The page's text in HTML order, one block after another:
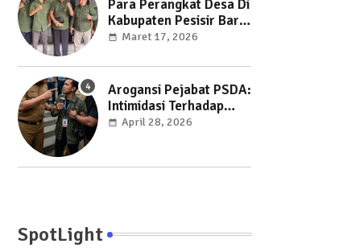
Para Perangkat Desa Di
Kabupaten Pesisir Barat
Kecewa Karena ADP
Maret 17, 2026
Arogansi Pejabat PSDA:
Intimidasi Terhadap
Jurnalis Mengancam
April 28, 2026
SpotLight